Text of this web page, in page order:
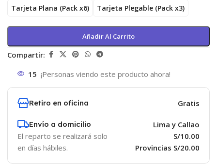
Tarjeta Plana (Pack x6) Tarjeta Plegable (Pack x3)
Añadir Al Carrito
Compartir:
15 ¡Personas viendo este producto ahora!
Retiro en oficina Gratis
Envío a domicilio
El reparto se realizará solo
en días hábiles.
Lima y Callao
S/10.00
Provincias S/20.00